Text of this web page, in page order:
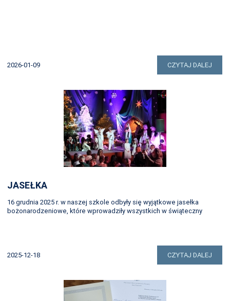
2026-01-09 CZYTAJ DALEJ
JASEŁKA
16 grudnia 2025 r. w naszej szkole odbyły się wyjątkowe jasełka
bożonarodzeniowe, które wprowadziły wszystkich w świąteczny
2025-12-18 CZYTAJ DALEJ